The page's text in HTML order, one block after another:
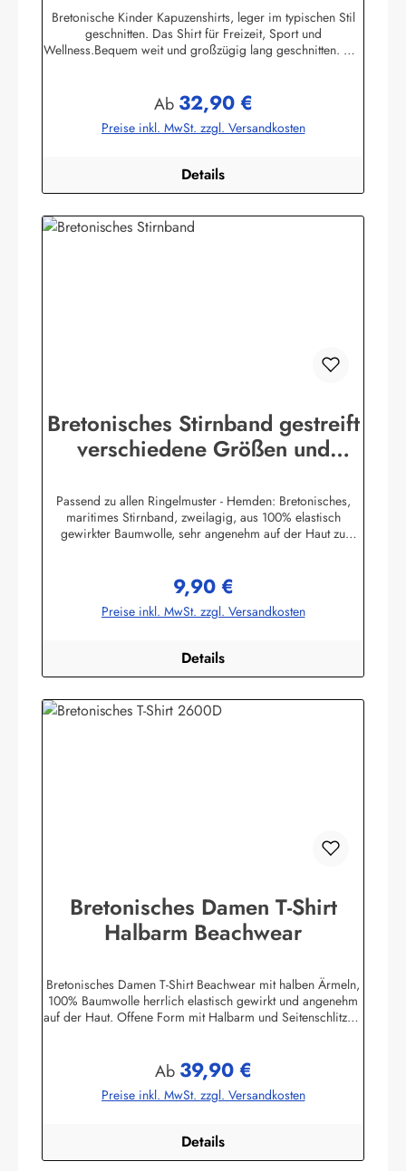
Bretonische Kinder Kapuzenshirts, leger im typischen Stil
geschnitten. Das Shirt für Freizeit, Sport und
Wellness.Bequem weit und großzügig lang geschnitten. Die
Ärmelbündchen, zwei praktische Seitentaschen100%
Baumwolle, herrlich elastisch gewirkt und angenehm auf der
HautBis Größe 140 ersetzen aus Sicherheitsgründen ein
den Kordelzug in der Kapuze ! Herstellerinformationen:AS
Bekleidungswerk GmbHHeglitzer Str. 1226409
Wittmundinfo@modas-bekleidung.de
Regulärer Preis:
Ab 32,90 €
Preise inkl. MwSt. zzgl. Versandkosten
Details
Bretonisches Stirnband gestreift
verschiedene Größen und
Passend zu allen Ringelmuster - Hemden: Bretonisches,
maritimes Stirnband, zweilagig, aus 100% elastisch
gewirkter Baumwolle, sehr angenehm auf der Haut zu
Wittmundinfo@modas-bekleidung.de
Regulärer Preis:
9,90 €
Preise inkl. MwSt. zzgl. Versandkosten
Details
Bretonisches Damen T-Shirt
Halbarm Beachwear
Bretonisches Damen T-Shirt Beachwear mit halben Ärmeln,
100% Baumwolle herrlich elastisch gewirkt und angenehm
auf der Haut. Offene Form mit Halbarm und Seitenschlitzen.
GmbHHeglitzer Str. 1226409 Wittmundinfo@modas-
bekleidung.de
Regulärer Preis:
Ab 39,90 €
Preise inkl. MwSt. zzgl. Versandkosten
Details